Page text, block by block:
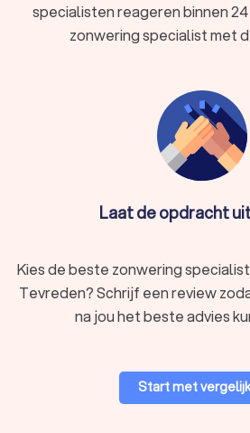
specialisten reageren binnen
zonwering specialist met
Laat de opdracht
Kies de beste zonwering
Tevreden? Schrijf een review
na jou het beste advies
Start met